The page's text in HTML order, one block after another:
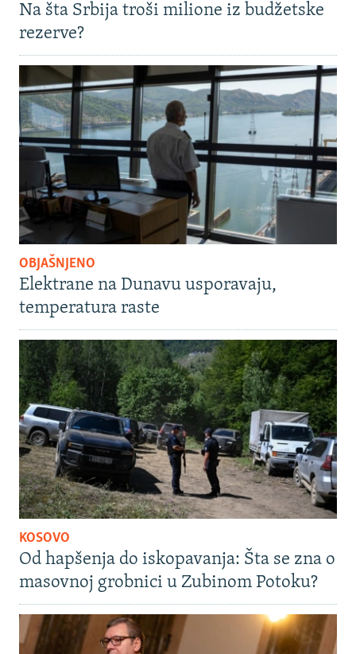
Na šta Srbija troši milione iz budžetske
rezerve?
OBJAŠNJENO
Elektrane na Dunavu usporavaju,
temperatura raste
KOSOVO
Od hapšenja do iskopavanja: Šta se zna o
masovnoj grobnici u Zubinom Potoku?